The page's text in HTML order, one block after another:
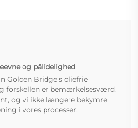
og pålidelighed
Golden Bridge's oliefrie
forskellen er bemærkelsesværd.
og vi ikke længere bekymre
i vores processer.